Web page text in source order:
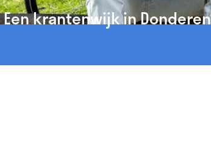
Een krantenwijk in